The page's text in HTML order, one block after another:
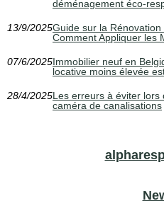
déménagement éco-
13/9/2025Guide sur la Rénovation
Comment Appliquer les
07/6/2025Immobilier neuf en
locative moins élevée
28/4/2025Les erreurs à éviter lors
caméra de canalisations